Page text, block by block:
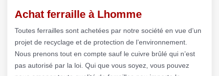
Achat ferraille à Lhomme
Toutes ferrailles sont achetées par notre société en vue d’un
projet de recyclage et de protection de l’environnement.
Nous prenons tout en compte sauf le cuivre brûlé qui n’est
pas autorisé par la loi. Qui que vous soyez, vous pouvez